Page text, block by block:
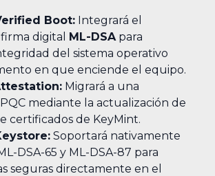
Boot: Integrará el
digital ML-DSApara
del sistema operativo
en que enciende el equipo.
Migrará a una
mediante la actualización de
certificados de KeyMint.
Soportará nativamente
DSA-65 y ML-DSA-87 para
seguras directamente en el